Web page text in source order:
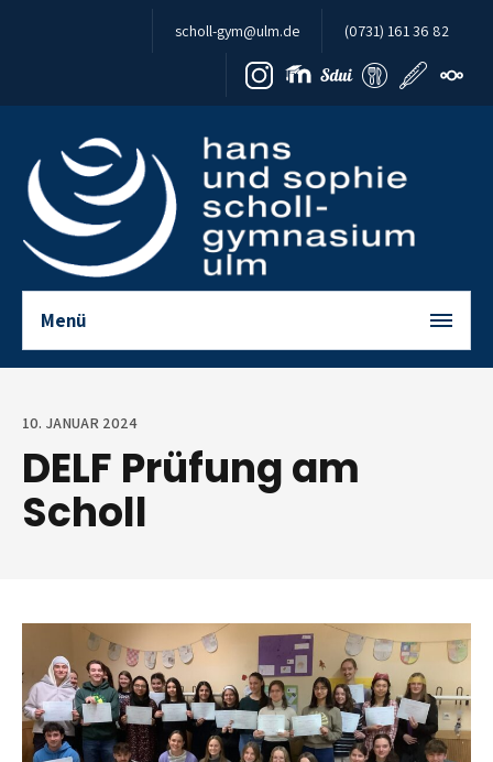
Zum Inhalt springen
scholl-gym@ulm.de (0731) 161 36 82
Menü
10. JANUAR 2024
DELF Prüfung am
Scholl